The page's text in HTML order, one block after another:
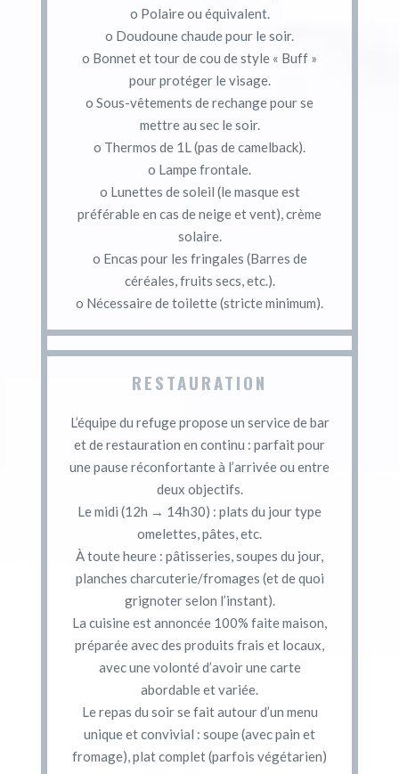
o Polaire ou équivalent.
o Doudoune chaude pour le soir.
o Bonnet et tour de cou de style « Buff »
pour protéger le visage.
o Sous-vêtements de rechange pour se
mettre au sec le soir.
o Thermos de 1L (pas de camelback).
o Lampe frontale.
o Lunettes de soleil (le masque est
préférable en cas de neige et vent), crème
solaire.
o Encas pour les fringales (Barres de
céréales, fruits secs, etc.).
o Nécessaire de toilette (stricte minimum).
RESTAURATION
L’équipe du refuge propose un service de bar
et de restauration en continu : parfait pour
une pause réconfortante à l’arrivée ou entre
deux objectifs.
Le midi (12h → 14h30) : plats du jour type
omelettes, pâtes, etc.
À toute heure : pâtisseries, soupes du jour,
planches charcuterie/fromages (et de quoi
grignoter selon l’instant).
La cuisine est annoncée 100% faite maison,
préparée avec des produits frais et locaux,
avec une volonté d’avoir une carte
abordable et variée.
Le repas du soir se fait autour d’un menu
unique et convivial : soupe (avec pain et
fromage), plat complet (parfois végétarien)